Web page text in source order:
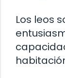
Los leos